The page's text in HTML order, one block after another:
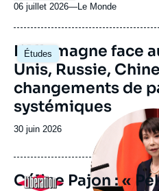
06 juillet 2026—Nom
revue
ou
émission
Le Monde
Études
Image
principale
L’Allemagne face
Unis, Russie,
changements de
systémiques
Date
publication
30 juin 2026
Logo
Image
principale
médiatique
Céline Pajon : «